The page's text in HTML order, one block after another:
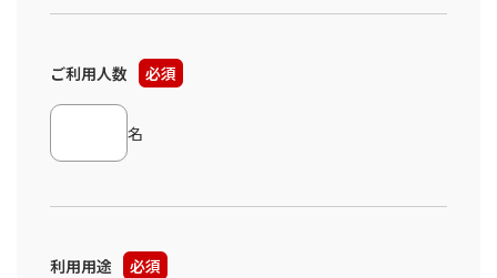
ご利用人数 必須
名
利用用途
必須